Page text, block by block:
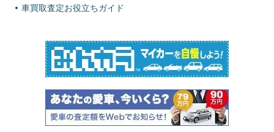
車買取査定お役立ちガイド